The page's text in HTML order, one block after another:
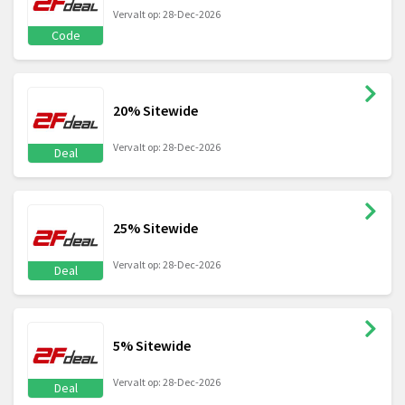
Code
Vervalt op: 28-Dec-2026
Deal
20% Sitewide
Vervalt op: 28-Dec-2026
Deal
25% Sitewide
Vervalt op: 28-Dec-2026
Deal
5% Sitewide
Vervalt op: 28-Dec-2026